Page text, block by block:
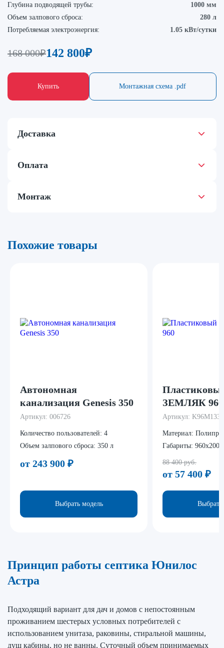
Глубина подводящей трубы:
1000 мм
Объем залпового сброса:
280 л
Потребляемая электроэнергия:
1.05 кВт/сутки
168 000₽142 800₽
Купить Монтажная схема .pdf
Доставка
Оплата
Монтаж
Похожие товары
Автономная
канализация Genesis 350
Артикул: 006726
Количество пользователей: 4
Объем залпового сброса: 350 л
от 243 900 ₽
Выбрать модель
ЗЕМЛЯК 960
Артикул: K96M133
Материал:
Габариты:
88 400 руб.
от 57 400 ₽
Выбрать
Принцип работы септика Юнилос
Астра
Подходящий вариант для дач и домов с непостоянным
проживанием шестерых условных потребителей с
использованием унитаза, раковины, стиральной машины,
душ кабины, но не ванны. Суточный объем принимаемых